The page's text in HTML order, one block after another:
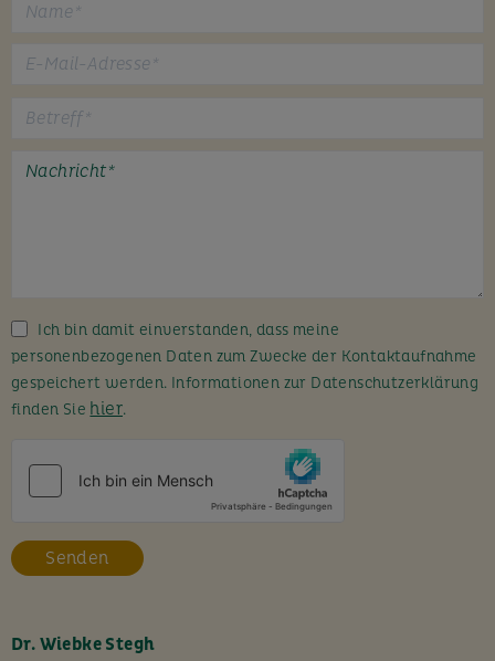
e
d
i
e
e
l
e
Ich bin damit einverstanden, dass meine
personenbezogenen Daten zum Zwecke der Kontaktaufnahme
gespeichert werden. Informationen zur Datenschutzerklärung
finden Sie hier.
Dr. Wiebke Stegh